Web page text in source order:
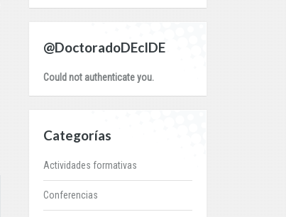
@DoctoradoDEcIDE
Could not authenticate you.
Categorías
Actividades formativas
Conferencias